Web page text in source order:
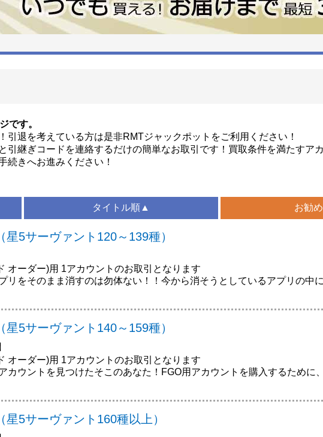
です。
引退を考えている方は是非RMTジャックポットをご利用ください！
引継ぎコードを連絡するだけの簡単なお取引です！買取条件を満たすア
続きへお進みください！
タイトル順▲ お勧
5サーヴァント120～139種）
オーダー)用 1アカウントのお取引となります
リをそのまま消すのは勿体ない！！今から消そうとしているアプリの中
5サーヴァント140～159種）
オーダー)用 1アカウントのお取引となります
カウントを見つけたそこのあなた！FGO用アカウントを購入するために
5サーヴァント160種以上）